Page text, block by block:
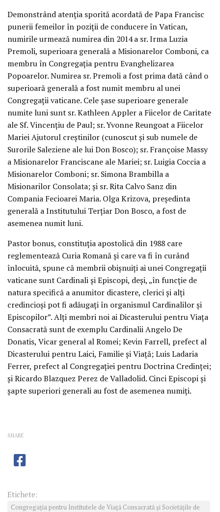
Demonstrând atenția sporită acordată de Papa Francisc
punerii femeilor în poziții de conducere în Vatican,
numirile urmează numirea din 2014 a sr. Irma Luzia
Premoli, superioara generală a Misionarelor Comboni, ca
membru în Congregația pentru Evanghelizarea
Popoarelor. Numirea sr. Premoli a fost prima dată când o
superioară generală a fost numit membru al unei
Congregații vaticane. Cele șase superioare generale
numite luni sunt sr. Kathleen Appler a Fiicelor de Caritate
ale Sf. Vincențiu de Paul; sr. Yvonne Reungoat a Fiicelor
Mariei Ajutorul creștinilor (cunoscut și sub numele de
Surorile Saleziene ale lui Don Bosco); sr. Françoise Massy
a Misionarelor Franciscane ale Mariei; sr. Luigia Coccia a
Misionarelor Comboni; sr. Simona Brambilla a
Misionarilor Consolata; și sr. Rita Calvo Sanz din
Compania Fecioarei Maria. Olga Krizova, președinta
generală a Institutului Terțiar Don Bosco, a fost de
asemenea numit luni.
Pastor bonus, constituția apostolică din 1988 care
reglementează Curia Romană și care va fi în curând
înlocuită, spune că membrii obișnuiți ai unei Congregații
vaticane sunt Cardinali și Episcopi, deși, „în funcție de
natura specifică a anumitor dicastere, clerici și alți
credincioși pot fi adăugați în organismul Cardinalilor și
Episcopilor”. Alți membri noi ai Dicasterului pentru Viața
Consacrată sunt de exemplu Cardinalii Angelo De
Donatis, Vicar general al Romei; Kevin Farrell, prefect al
Dicasterului pentru Laici, Familie și Viață; Luis Ladaria
Ferrer, prefect al Congregației pentru Doctrina Credinței;
și Ricardo Blazquez Perez de Valladolid. Cinci Episcopi și
șapte superiori generali au fost de asemenea numiți.
SHARE
Etichete:
Congregaţia pentru Institutele de Viaţă Consacrată şi Societăţile de